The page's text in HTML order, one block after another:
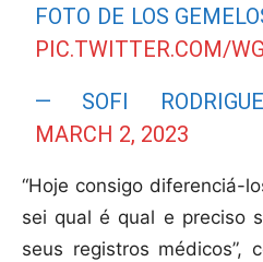
FOTO DE LOS
PIC.TWITTER.COM/
— SOFI
MARCH 2, 2023
“Hoje consigo diferenciá-
sei qual é qual e preciso
seus registros médicos”,